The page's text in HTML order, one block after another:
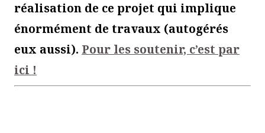
réalisation de ce projet qui implique
énormément de travaux (autogérés
eux aussi). Pour les soutenir, c’est par
ici !